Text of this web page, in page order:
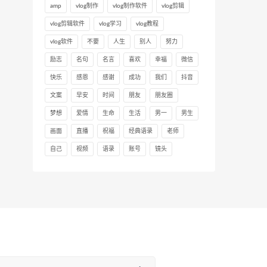
amp vlog制作 vlog制作软件 vlog剪辑
vlog剪辑软件 vlog学习 vlog教程
vlog软件 不要 人生 别人 努力
励志 名句 名言 喜欢 幸福 微信
快乐 感恩 感谢 成功 我们 抖音
文案 早安 时间 朋友 朋友圈
梦想 爱情 生命 生活 男一 男生
画面 直播 祝福 经典语录 老师
自己 视频 语录 账号 镜头